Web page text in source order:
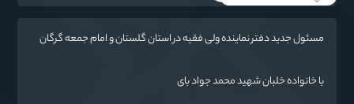
مسئول جدید دفتر نماینده ولی فقیه در استان گلستان و امام جمعه گرگان
با خانواده خلبان شهید محمد جواد بای